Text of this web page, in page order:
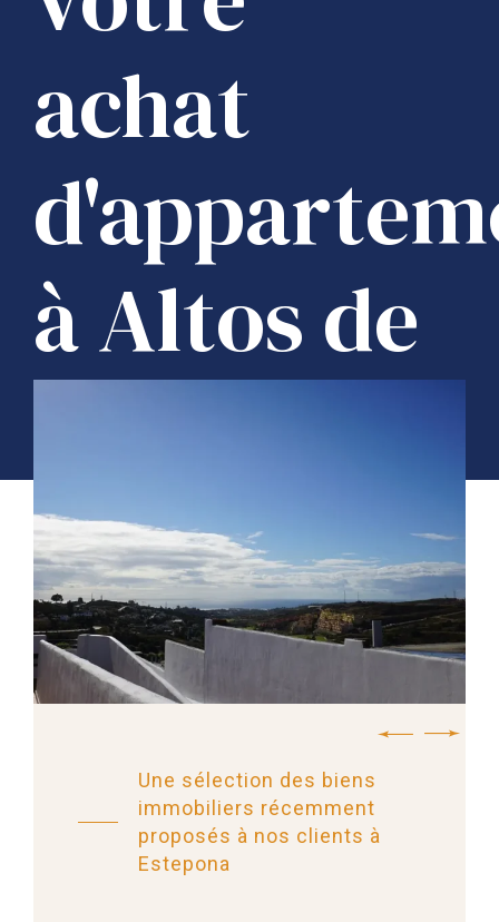
achat
à Altos de
Estepona
Une sélection des biens
immobiliers récemment
proposés à nos clients à
Estepona